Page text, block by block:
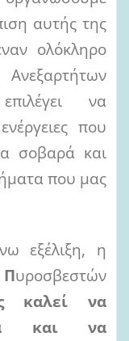
αυτής της
ολόκληρο
να
που
σοβαρά και
που μας
εξέλιξη, η
Πυροσβεστών
καλεί να
και να